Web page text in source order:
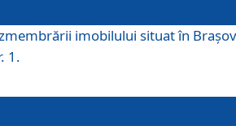
imobilului situat în
1.